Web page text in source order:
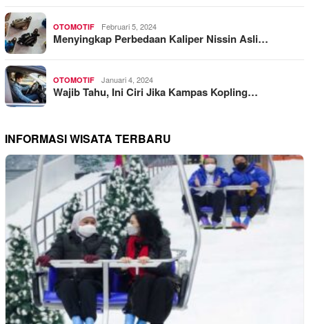
OTOMOTIF Februari 5, 2024
Menyingkap Perbedaan Kaliper Nissin Asli…
OTOMOTIF Januari 4, 2024
Wajib Tahu, Ini Ciri Jika Kampas Kopling…
INFORMASI WISATA TERBARU